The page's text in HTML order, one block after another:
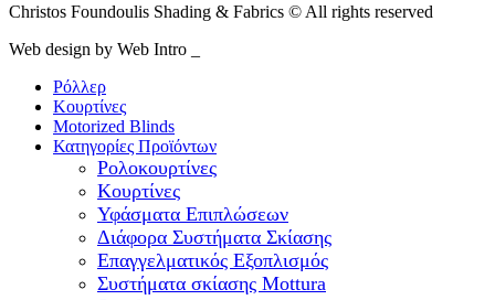
Christos Foundoulis Shading & Fabrics © All rights reserved
Web design by Web Intro _
Ρόλλερ
Κουρτίνες
Motorized Blinds
Κατηγορίες Προϊόντων
Ρολοκουρτίνες
Κουρτίνες
Υφάσματα Επιπλώσεων
Διάφορα Συστήματα Σκίασης
Επαγγελματικός Εξοπλισμός
Συστήματα σκίασης Mottura